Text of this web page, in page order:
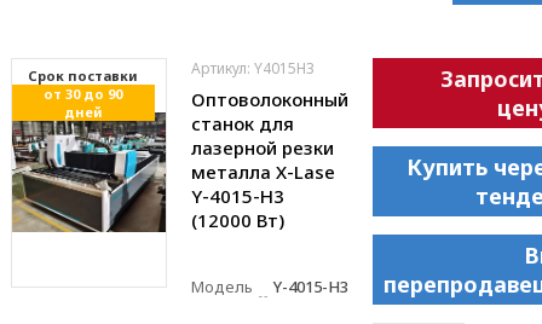
Cрок поставки
от 30 до 90
дней
Артикул: Y4015H3
Оптоволоконный
станок для
лазерной резки
металла X-Lase
Y-4015-H3
(12000 Вт)
Модель Y-4015-H3
Купить